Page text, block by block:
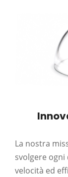
La nostra
svolgere
velocità ed